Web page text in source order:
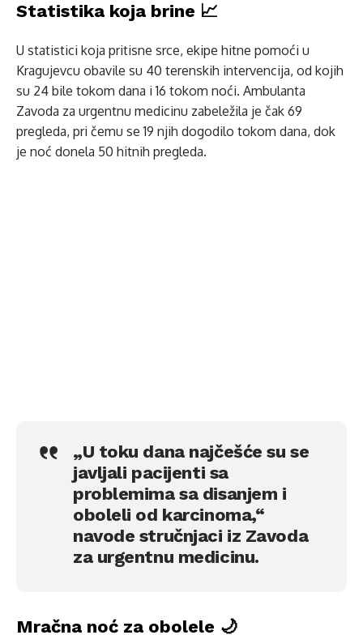
Statistika koja brine 📈
U statistici koja pritisne srce, ekipe hitne pomoći u
Kragujevcu obavile su 40 terenskih intervencija, od kojih
su 24 bile tokom dana i 16 tokom noći. Ambulanta
Zavoda za urgentnu medicinu zabeležila je čak 69
pregleda, pri čemu se 19 njih dogodilo tokom dana, dok
je noć donela 50 hitnih pregleda.
„U toku dana najčešće su se
javljali pacijenti sa
problemima sa disanjem i
oboleli od karcinoma,“
navode stručnjaci iz Zavoda
za urgentnu medicinu.
Mračna noć za obolele 🌙